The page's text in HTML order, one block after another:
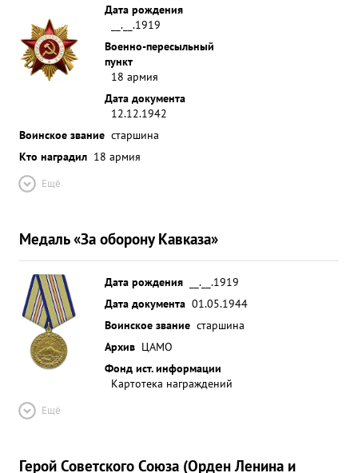
Дата рождения
__.__.1919
Военно-пересыльный
пункт
18 армия
Дата документа
12.12.1942
Воинское звание старшина
Кто наградил 18 армия
Ещё
Медаль «За оборону Кавказа»
Дата рождения
__.__.1919
Дата документа 01.05.1944
Воинское звание старшина
Архив ЦАМО
Фонд ист. информации
Картотека награждений
Ещё
Герой Советского Союза (Орден Ленина и